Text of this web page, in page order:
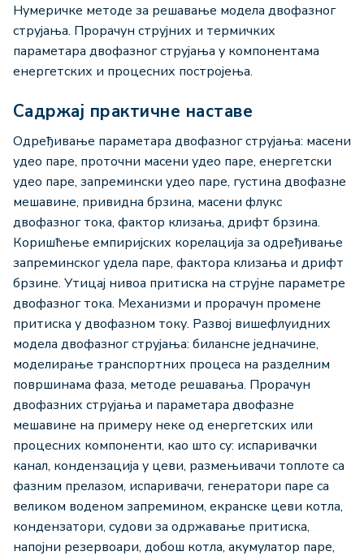
Нумеричке методе за решавање модела двофазног
струјања. Прорачун струјних и термичких
параметара двофазног струјања у компонентама
енергетских и процесних постројења.
Садржај практичне наставе
Одређивање параметара двофазног струјања: масени
удео паре, проточни масени удео паре, енергетски
удео паре, запремински удео паре, густина двофазне
мешавине, привидна брзина, масени флукс
двофазног тока, фактор клизања, дрифт брзина.
Коришћење емпиријских корелација за одређивање
запреминског удела паре, фактора клизања и дрифт
брзине. Утицај нивоа притиска на струјне параметре
двофазног тока. Механизми и прорачун промене
притиска у двофазном току. Развој вишефлуидних
модела двофазног струјања: билансне једначине,
моделирање транспортних процеса на разделним
површинама фаза, методе решавања. Прорачун
двофазних струјања и параметара двофазне
мешавине на примеру неке од енергетских или
процесних компоненти, као што су: испаривачки
канал, кондензација у цеви, размењивачи топлоте са
фазним прелазом, испаривачи, генератори паре са
великом воденом запремином, екранске цеви котла,
кондензатори, судови за одржавање притиска,
напојни резервоари, добош котла, акумулатор паре,